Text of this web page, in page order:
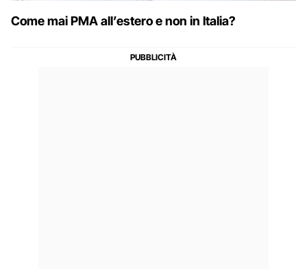
Come mai PMA all’estero e non in Italia?